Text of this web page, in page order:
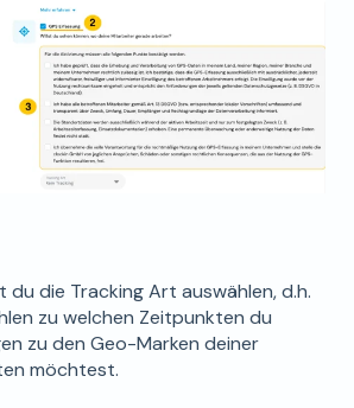
die Tracking Art auswählen, d.h.
zu welchen Zeitpunkten du
zu den Geo-Marken deiner
möchtest.